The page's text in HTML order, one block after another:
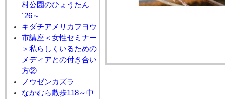
村公園のひょうたん
´26～
キダチアメリカフヨウ
市講座＜女性セミナー
＞私らしくいるための
メディアとの付き合い
方②
ノウゼンカズラ
なかむら散歩118～中